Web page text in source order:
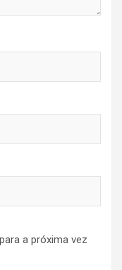
a próxima vez